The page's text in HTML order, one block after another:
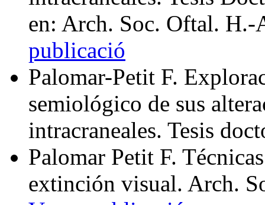
en: Arch. Soc. Oftal.
publicació
Palomar-Petit F.
semiológico de sus
intracraneales. Tesis
Palomar Petit F.
extinción visual. Arch.